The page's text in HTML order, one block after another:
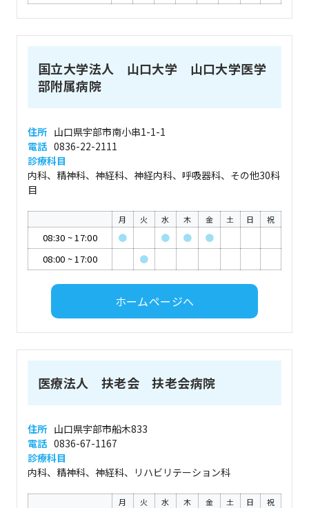
国立大学法人 山口大学 山口大学医学
部附属病院
住所 山口県宇部市南小串1-1-1
電話 0836-22-2111
診療科目
内科、精神科、神経科、神経内科、呼吸器科、その他30科
目
月 火 水 木 金 土 日 祝
08:30 ~17:00 ● ● ●
●
08:00 ~17:00 ●
ホームページへ
医療法人 扶老会 扶老会病院
住所 山口県宇部市船木833
電話 0836-67-1167
診療科目
内科、精神科、神経科、リハビリテーション科
月 火 水 木 金 土 日 祝